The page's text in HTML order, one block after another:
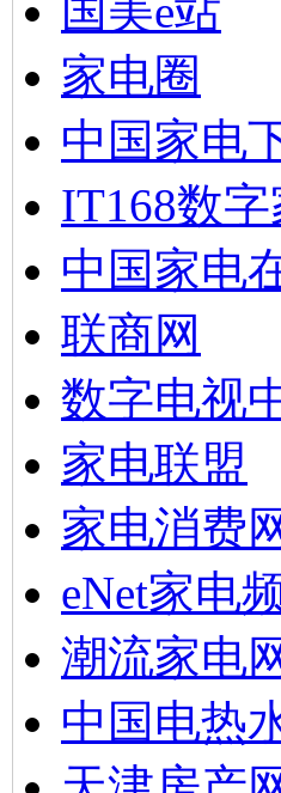
国美e站
家电圈
中国家电
IT168数
中国家电
联商网
数字电视
家电联盟
家电消费
eNet家电
潮流家电
中国电热